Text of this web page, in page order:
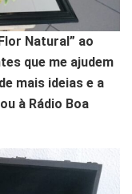
Natural” ao
que me ajudem
mais ideias e a
à Rádio Boa